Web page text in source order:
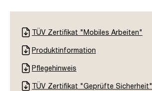
TÜV Zertifikat "Mobiles Arbeiten"
Produktinformation
Pflegehinweis
TÜV Zertifikat "Geprüfte Sicherheit"